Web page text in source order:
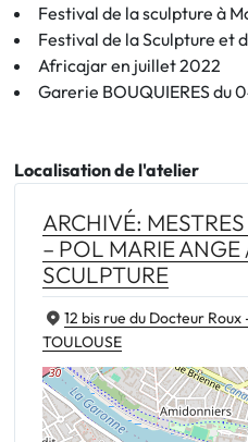
Festival de la sculpture à
Festival de la Sculpture et
Africajar en juillet 2022
Garerie BOUQUIERES du
Localisation de l'atelier
ARCHIVÉ:
– POL MARIE ANGE
SCULPTURE
12 bis rue du Docteur Roux
TOULOUSE